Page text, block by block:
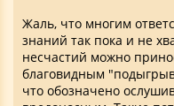
Жаль, что многим
знаний так пока и не
несчастий можно
благовидным
что обозначено